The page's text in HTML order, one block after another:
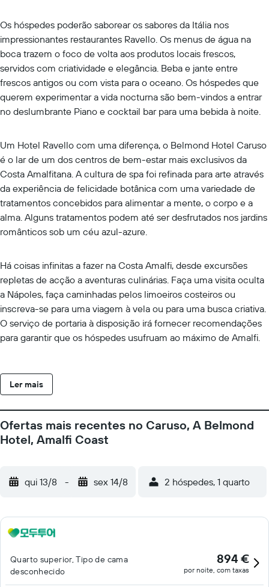
Os hóspedes poderão saborear os sabores da Itália nos
impressionantes restaurantes Ravello. Os menus de água na
boca trazem o foco de volta aos produtos locais frescos,
servidos com criatividade e elegância. Beba e jante entre
frescos antigos ou com vista para o oceano. Os hóspedes que
querem experimentar a vida nocturna são bem-vindos a entrar
no deslumbrante Piano e cocktail bar para uma bebida à noite.
Um Hotel Ravello com uma diferença, o Belmond Hotel Caruso
é o lar de um dos centros de bem-estar mais exclusivos da
Costa Amalfitana. A cultura de spa foi refinada para arte através
da experiência de felicidade botânica com uma variedade de
tratamentos concebidos para alimentar a mente, o corpo e a
alma. Alguns tratamentos podem até ser desfrutados nos jardins
românticos sob um céu azul-azure.
Há coisas infinitas a fazer na Costa Amalfi, desde excursões
repletas de acção a aventuras culinárias. Faça uma visita oculta
a Nápoles, faça caminhadas pelos limoeiros costeiros ou
inscreva-se para uma viagem à vela ou para uma busca criativa.
O serviço de portaria à disposição irá fornecer recomendações
para garantir que os hóspedes usufruam ao máximo de Amalfi.
Ler mais
Ofertas mais recentes no Caruso, A Belmond
Hotel, Amalfi Coast
qui 13/8 - sex 14/8 2 hóspedes, 1 quarto
Quarto superior, Tipo de cama
desconhecido
894 €
por noite, com taxas